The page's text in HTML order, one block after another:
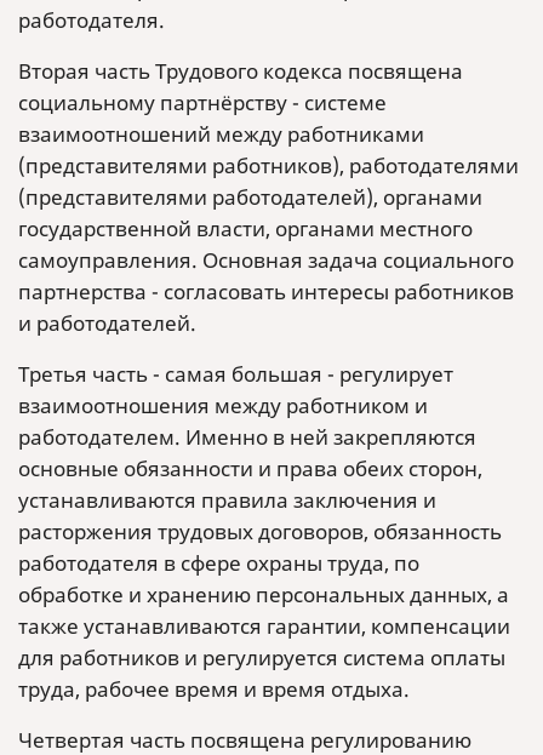
работодателя.
Вторая часть Трудового кодекса посвящена
социальному партнёрству - системе
взаимоотношений между работниками
(представителями работников), работодателями
(представителями работодателей), органами
государственной власти, органами местного
самоуправления. Основная задача социального
партнерства - согласовать интересы работников
и работодателей.
Третья часть - самая большая - регулирует
взаимоотношения между работником и
работодателем. Именно в ней закрепляются
основные обязанности и права обеих сторон,
устанавливаются правила заключения и
расторжения трудовых договоров, обязанность
работодателя в сфере охраны труда, по
обработке и хранению персональных данных, а
также устанавливаются гарантии, компенсации
для работников и регулируется система оплаты
труда, рабочее время и время отдыха.
Четвертая часть посвящена регулированию